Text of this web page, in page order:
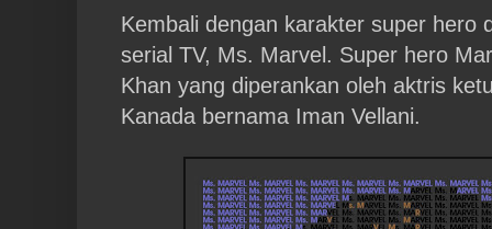
Kembali dengan karakter super hero
serial TV, Ms. Marvel. Super hero
Khan yang diperankan oleh aktris
Kanada bernama Iman Vellani.